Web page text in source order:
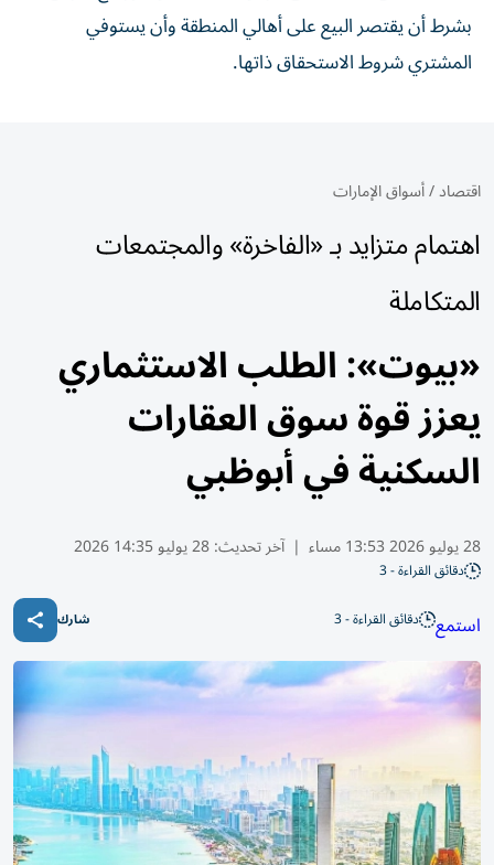
بشرط أن يقتصر البيع على أهالي المنطقة وأن يستوفي
المشتري شروط الاستحقاق ذاتها.
اقتصاد/أسواق الإمارات
اهتمام متزايد بـ «الفاخرة» والمجتمعات
المتكاملة
«بيوت»: الطلب الاستثماري
يعزز قوة سوق العقارات
السكنية في أبوظبي
28 يوليو 2026 13:53 مساء | آخر تحديث:28 يوليو 14:35 2026
دقائق القراءة - 3
استمع دقائق القراءة - 3 شارك